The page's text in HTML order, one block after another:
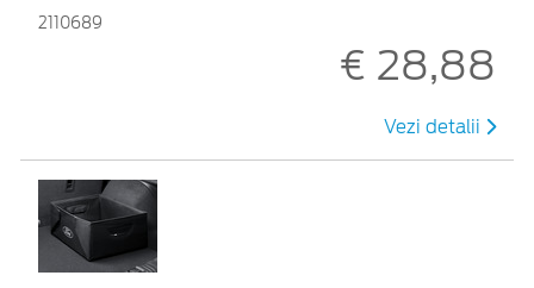
2110689
€ 28,88
Vezi detalii